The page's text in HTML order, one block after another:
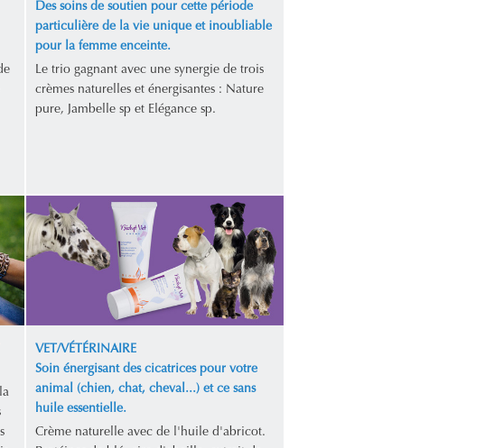
Des soins de soutien pour cette période
particulière de la vie unique et inoubliable
pour la femme enceinte.
Le trio gagnant avec une synergie de trois
crèmes naturelles et énergisantes : Nature
pure, Jambelle sp et Elégance sp.
VET/VÉTÉRINAIRE
Soin énergisant des cicatrices pour votre
animal (chien, chat, cheval...) et ce sans
huile essentielle.
Crème naturelle avec de l'huile d'abricot.